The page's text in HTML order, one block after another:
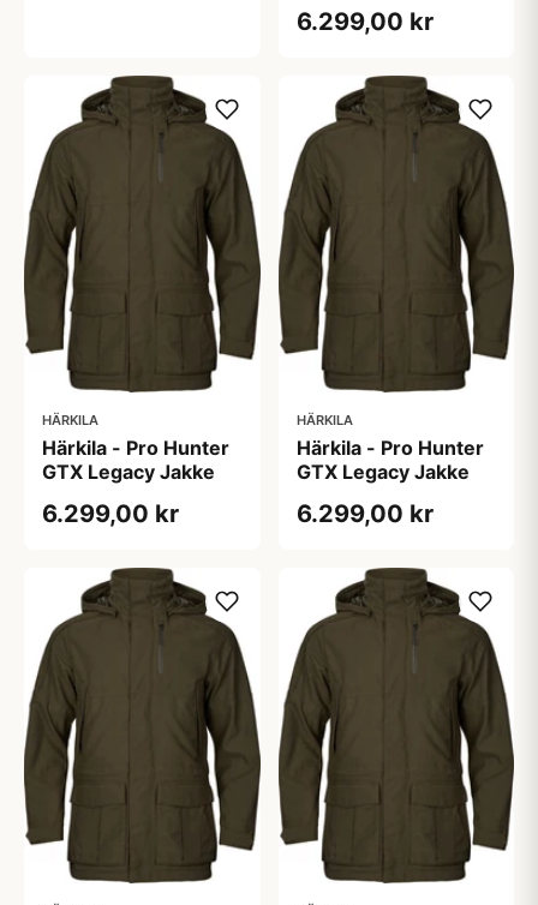
6.299,00 kr
HÄRKILA
Härkila - Pro Hunter
GTX Legacy Jakke
6.299,00 kr
HÄRKILA
Härkila - Pro Hunter
GTX Legacy Jakke
6.299,00 kr